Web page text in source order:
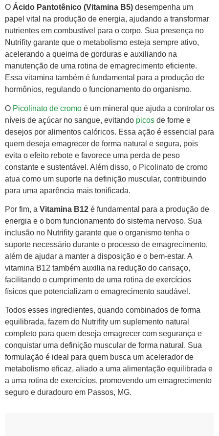
O Ácido Pantotênico (Vitamina B5) desempenha um
papel vital na produção de energia, ajudando a transformar
nutrientes em combustível para o corpo. Sua presença no
Nutrifity garante que o metabolismo esteja sempre ativo,
acelerando a queima de gorduras e auxiliando na
manutenção de uma rotina de emagrecimento eficiente.
Essa vitamina também é fundamental para a produção de
hormônios, regulando o funcionamento do organismo.
O Picolinato de cromo é um mineral que ajuda a controlar os
níveis de açúcar no sangue, evitando picos de fome e
desejos por alimentos calóricos. Essa ação é essencial para
quem deseja emagrecer de forma natural e segura, pois
evita o efeito rebote e favorece uma perda de peso
constante e sustentável. Além disso, o Picolinato de cromo
atua como um suporte na definição muscular, contribuindo
para uma aparência mais tonificada.
Por fim, a Vitamina B12 é fundamental para a produção de
energia e o bom funcionamento do sistema nervoso. Sua
inclusão no Nutrifity garante que o organismo tenha o
suporte necessário durante o processo de emagrecimento,
além de ajudar a manter a disposição e o bem-estar. A
vitamina B12 também auxilia na redução do cansaço,
facilitando o cumprimento de uma rotina de exercícios
físicos que potencializam o emagrecimento saudável.
Todos esses ingredientes, quando combinados de forma
equilibrada, fazem do Nutrifity um suplemento natural
completo para quem deseja emagrecer com segurança e
conquistar uma definição muscular de forma natural. Sua
formulação é ideal para quem busca um acelerador de
metabolismo eficaz, aliado a uma alimentação equilibrada e
a uma rotina de exercícios, promovendo um emagrecimento
seguro e duradouro em Passos, MG.